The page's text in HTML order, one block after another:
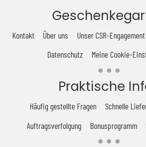
Kontakt Über uns Unser CSR-Engagement
Datenschutz
Meine Cookie-
Praktische
Häufig gestellte Fragen Schnelle
Auftragsverfolgung
Bonusprogramm